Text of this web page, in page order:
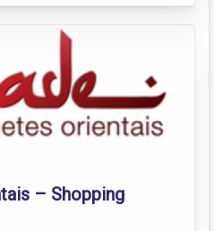
– Shopping